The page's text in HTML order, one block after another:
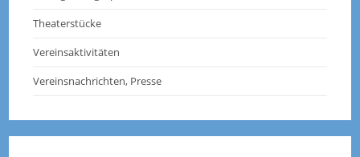
Theaterstücke
Vereinsaktivitäten
Vereinsnachrichten, Presse